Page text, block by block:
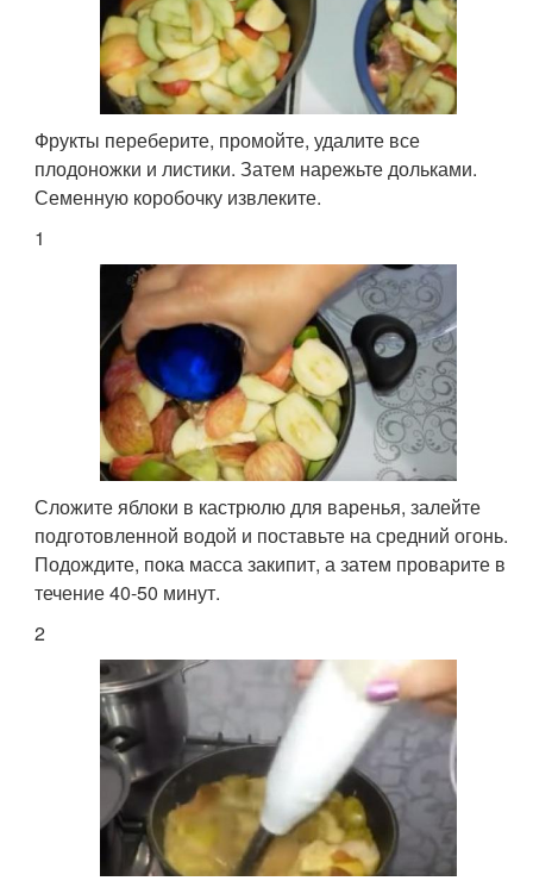
Фрукты переберите, промойте, удалите все
плодоножки и листики. Затем нарежьте дольками.
Семенную коробочку извлеките.
1
Сложите яблоки в кастрюлю для варенья, залейте
подготовленной водой и поставьте на средний огонь.
Подождите, пока масса закипит, а затем проварите в
течение 40-50 минут.
2